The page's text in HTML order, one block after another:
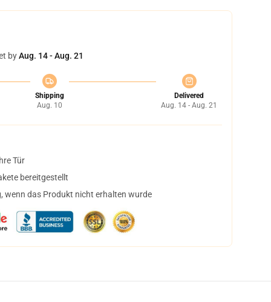
byAug. 14 - Aug. 21
Shipping
Aug. 10
Delivered
Aug. 14 - Aug. 21
Tür
bereitgestellt
wenn das Produkt nicht erhalten wurde